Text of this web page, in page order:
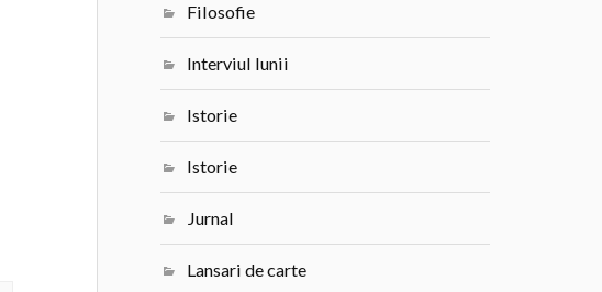
Filosofie
Interviul lunii
Istorie
Istorie
Jurnal
Lansari de carte